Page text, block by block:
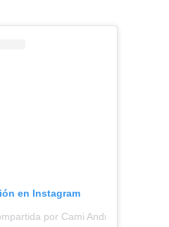
en Instagram
por Cami Andrade